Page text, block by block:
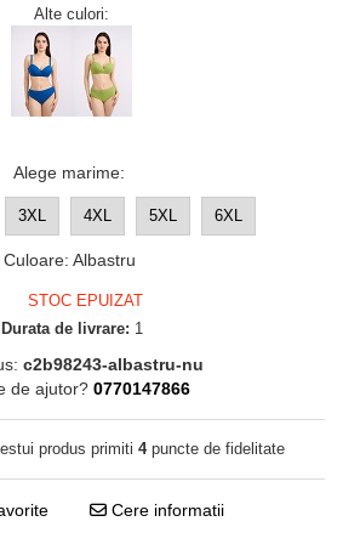
Alte culori:
Alege marime:
3XL 4XL 5XL 6XL
Culoare: Albastru
STOC EPUIZAT
Durata de livrare: 1
c2b98243-albastru-nu
de ajutor? 0770147866
produs primiti 4puncte de fidelitate
Cere informatii